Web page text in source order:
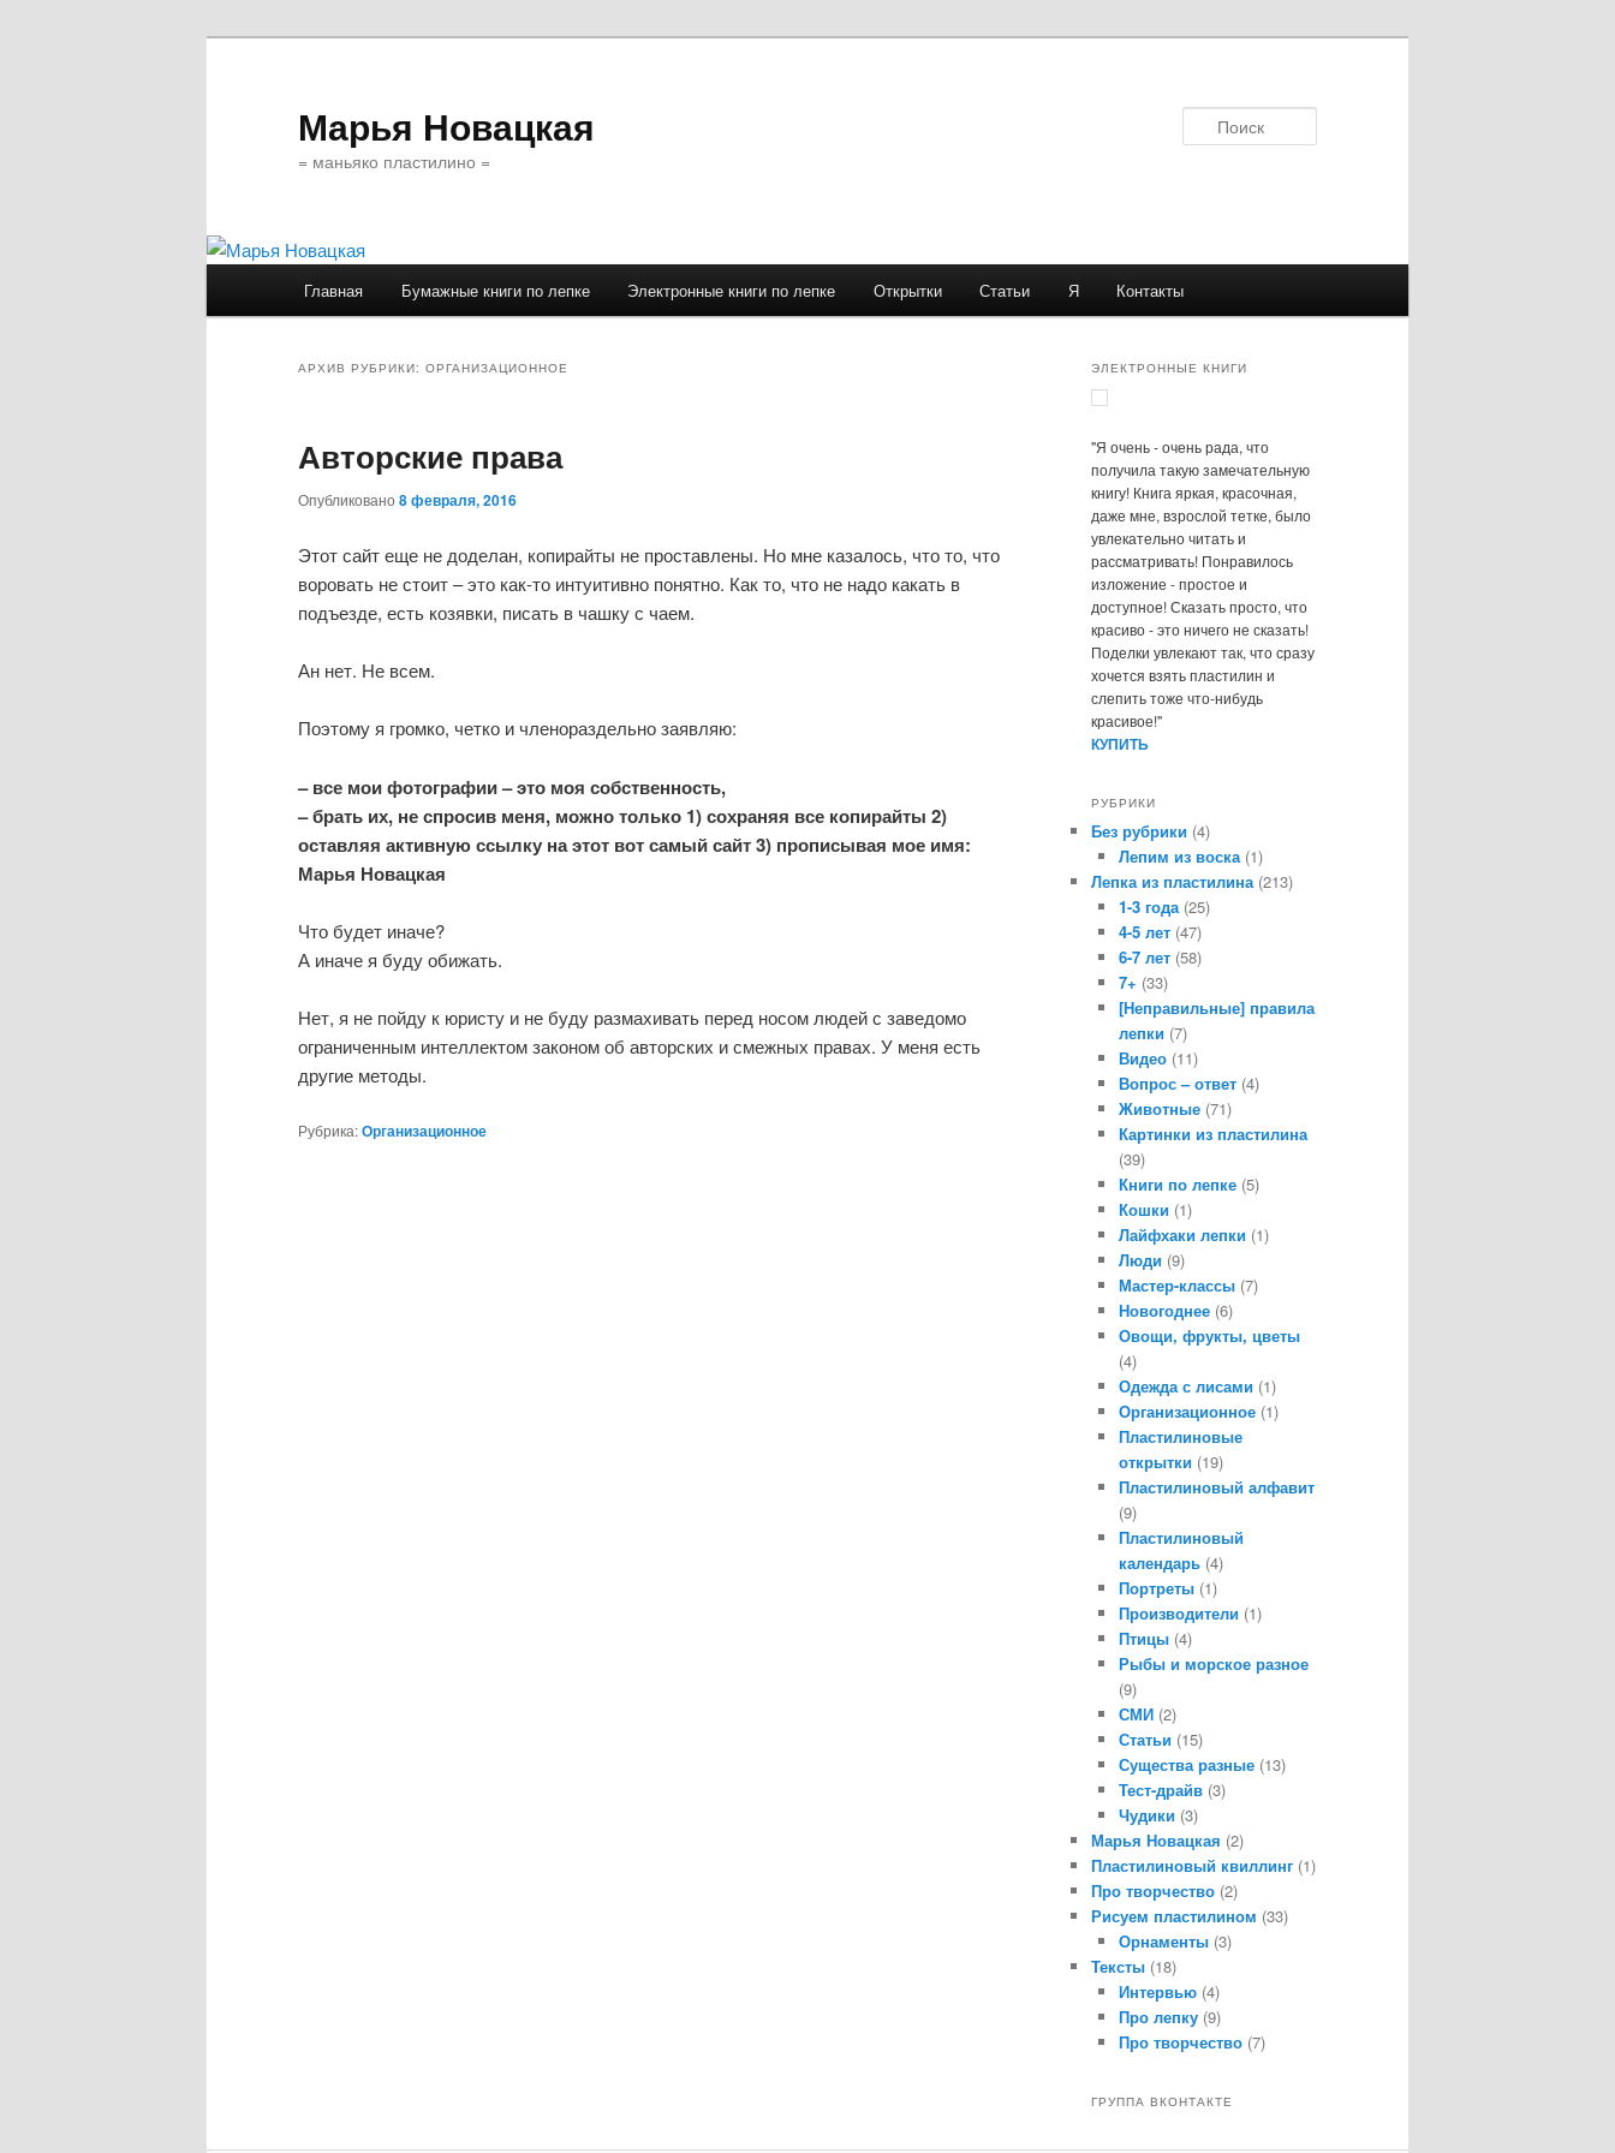
Марья Новацкая
= маньяко пластилино =
Перейти
содержимому
Перейти
содержимому
Главная Бумажные книги по лепке Электронные книги по лепке Открытки Статьи Я Контакты
АРХИВ РУБРИКИ: ОРГАНИЗАЦИОННОЕ
Авторские права
Опубликовано 8 февраля, 2016
Этот сайт еще не доделан, копирайты не проставлены. Но мне казалось, что то, что
воровать не стоит – это как-то интуитивно понятно. Как то, что не надо какать в
подъезде, есть козявки, писать в чашку с чаем.
Ан нет. Не всем.
Поэтому я громко, четко и членораздельно заявляю:
– все мои фотографии – это моя собственность,
– брать их, не спросив меня, можно только 1) сохраняя все копирайты 2)
оставляя активную ссылку на этот вот самый сайт 3) прописывая мое имя:
Марья Новацкая
Что будет иначе?
А иначе я буду обижать.
Нет, я не пойду к юристу и не буду размахивать перед носом людей с заведомо
ограниченным интеллектом законом об авторских и смежных правах. У меня есть
другие методы.
Рубрика:Организационное
ЭЛЕКТРОННЫЕ КНИГИ
"Я очень - очень рада, что
получила такую замечательную
книгу! Книга яркая, красочная,
даже мне, взрослой тетке, было
увлекательно читать и
рассматривать! Понравилось
изложение - простое и
доступное! Сказать просто, что
красиво - это ничего не сказать!
Поделки увлекают так, что сразу
хочется взять пластилин и
слепить тоже что-нибудь
красивое!"
КУПИТЬ
РУБРИКИ
Без рубрики (4)
Лепим из воска(1)
Лепка из пластилина(213)
1-3 года(25)
4-5 лет(47)
6-7 лет(58)
7+ (33)
[Неправильные] правила
лепки (7)
Видео(11)
Вопрос – ответ(4)
Животные(71)
Картинки из пластилина
(39)
Книги по лепке(5)
Кошки (1)
Лайфхаки лепки (1)
Люди (9)
Мастер-классы(7)
Новогоднее(6)
Овощи, фрукты, цветы
(4)
Одежда с лисами (1)
Организационное(1)
Пластилиновые
открытки (19)
Пластилиновый алфавит
(9)
Пластилиновый
календарь(4)
Портреты(1)
Производители (1)
Птицы(4)
Рыбы и морское разное
(9)
СМИ(2)
Статьи (15)
Существа разные(13)
Тест-драйв(3)
Чудики (3)
Марья Новацкая (2)
Пластилиновый квиллинг (1)
Про творчество (2)
Рисуем пластилином (33)
Орнаменты(3)
Тексты (18)
Интервью(4)
Про лепку(9)
Про творчество(7)
ГРУППА ВКОНТАКТЕ